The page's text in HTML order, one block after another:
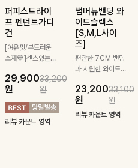
퍼피스트라이
프 펜던트가디
건
[여유핏/부드러운
소재💙]센스있는
귀여운 퍼피 펜던
트로 포인트를 선
사하는 니트 가디
건을 소개할게요 :)
29,900
원
33,200
원
리뷰 카운트 영역
썸머뉴밴딩 와
이드슬랙스
[S,M,L사이
즈]
편안한 7CM 밴딩
과 시원한 와이드
로 여름 잡아보자 !
23,200
원
33,100
원
리뷰 카운트 영역